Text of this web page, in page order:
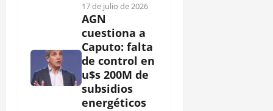
17 de julio de 2026
AGN
cuestiona a
Caputo: falta
de control en
u$s 200M de
subsidios
energéticos